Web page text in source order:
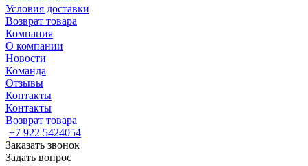
Условия доставки
Возврат товара
Компания
О компании
Новости
Команда
Отзывы
Контакты
Контакты
Возврат товара
+7 922 5424054
Заказать звонок
Задать вопрос